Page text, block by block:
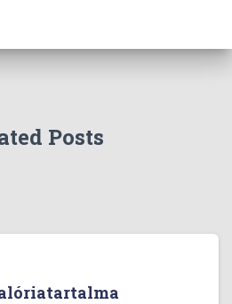
Posts